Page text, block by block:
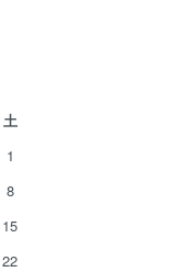
土
1
8
15
22